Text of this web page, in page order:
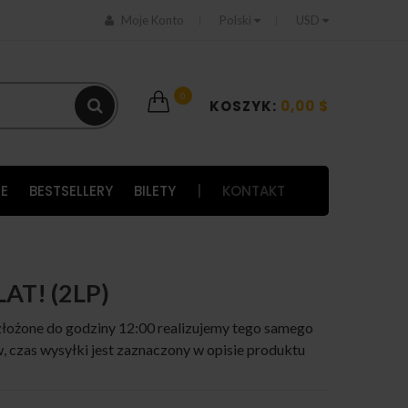
Moje Konto Polski USD
0
KOSZYK: 0,00 $
BESTSELLERY BILETY KONTAKT
(2LP)
do godziny 12:00 realizujemy tego samego
czas wysyłki jest zaznaczony w opisie produktu